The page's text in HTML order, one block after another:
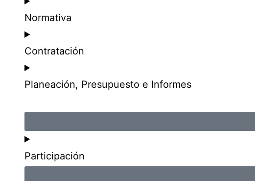
Normativa
Contratación
Planeación, Presupuesto e Informes
Participación